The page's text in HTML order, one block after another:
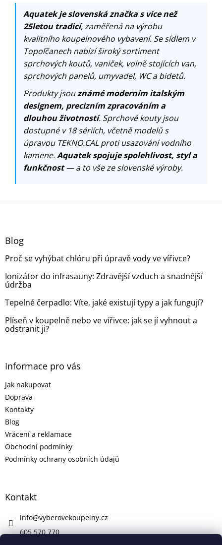
Aquatek je slovenská značka s více než
25letou tradicí, zaměřená na výrobu
kvalitního koupelnového vybavení. Se sídlem v
Topoľčanech nabízí široký sortiment
sprchových koutů, vaniček, volně stojících van,
sprchových panelů, umyvadel, WC a bidetů.
Produkty jsouznámé moderním italským
designem, precizním zpracováním a
dlouhou životností. Sprchové kouty jsou
dostupné v 18 sériích, včetně modelů s
úpravou TEKNO.CAL proti usazování vodního
kamene.Aquatek spojuje spolehlivost, styl a
funkčnost— a to vše ze slovenské výroby.
Z
Blog
Proč se vyhýbat chlóru při úpravě vody ve vířivce?
Ionizátor do infrasauny: Zdravější vzduch a snadnější
údržba
Tepelné čerpadlo: Víte, jaké existují typy a jak fungují?
Plíseň v koupelně nebo ve vířivce: jak se jí vyhnout a
odstranit ji?
Informace pro vás
Jak nakupovat
Doprava
Kontakty
Blog
Vrácení a reklamace
Obchodní podmínky
Podmínky ochrany osobních údajů
Kontakt
info@vyberovekoupelny.cz
605 570 770